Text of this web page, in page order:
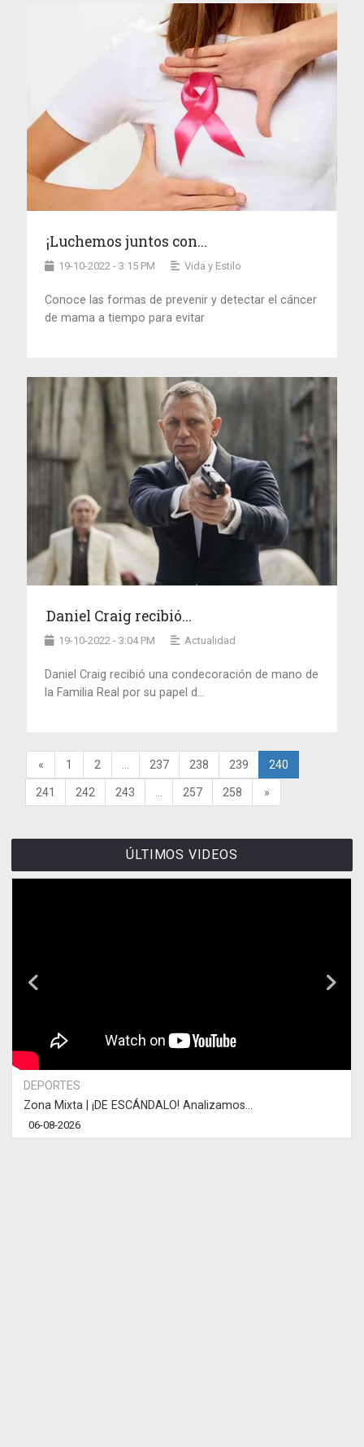
¡Luchemos juntos con...
19-10-2022 - 3:15 PM Vida y Estilo
Conoce las formas de prevenir y detectar el cáncer
de mama a tiempo para evitar
Daniel Craig recibió...
19-10-2022 - 3:04 PM Actualidad
Daniel Craig recibió una condecoración de mano de
la Familia Real por su papel d...
« 1 2 237 238 239 240
241 242 243 257 258 »
ÚLTIMOS VIDEOS
DEPORTES
Zona Mixta | ¡DE ESCÁNDALO! Analizamos...
06-08-2026